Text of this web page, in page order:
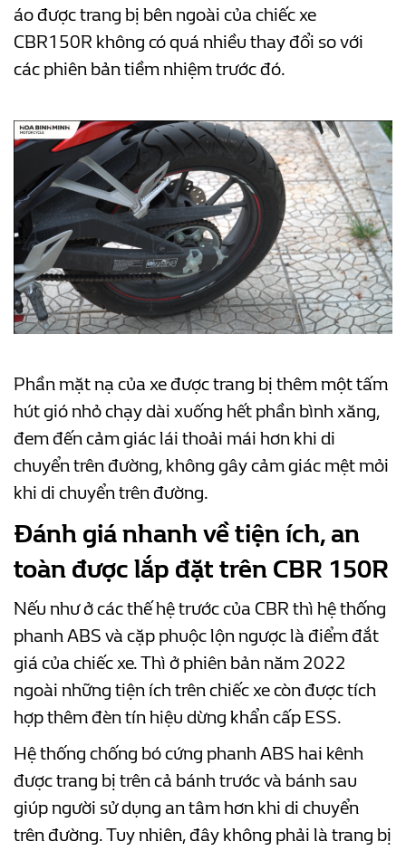
áo được trang bị bên ngoài của chiếc xe
CBR150R không có quá nhiều thay đổi so với
các phiên bản tiềm nhiệm trước đó.
Phần mặt nạ của xe được trang bị thêm một tấm
hút gió nhỏ chạy dài xuống hết phần bình xăng,
đem đến cảm giác lái thoải mái hơn khi di
chuyển trên đường, không gây cảm giác mệt mỏi
khi di chuyển trên đường.
Đánh giá nhanh về tiện ích, an
toàn được lắp đặt trên CBR 150R
Nếu như ở các thế hệ trước của CBR thì hệ thống
phanh ABS và cặp phuộc lộn ngược là điểm đắt
giá của chiếc xe. Thì ở phiên bản năm 2022
ngoài những tiện ích trên chiếc xe còn được tích
hợp thêm đèn tín hiệu dừng khẩn cấp ESS.
Hệ thống chống bó cứng phanh ABS hai kênh
được trang bị trên cả bánh trước và bánh sau
giúp người sử dụng an tâm hơn khi di chuyển
trên đường. Tuy nhiên, đây không phải là trang bị